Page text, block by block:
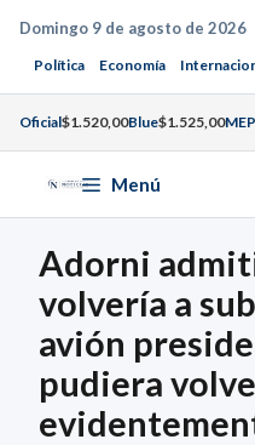
Saltar
contenido
Domingo 9 de agosto de 2026
Política Economía
Oficial$1.520,00Blue$1.525,00MEP
Menú
Adorni
volvería a
avión
pudiera